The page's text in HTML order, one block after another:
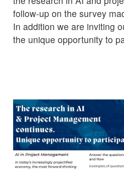
follow-up on the survey
In addition we are inviting
the unique opportunity to